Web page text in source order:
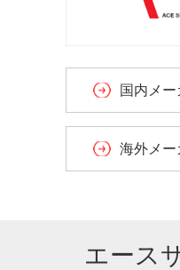
国内メ
海外メー
エース